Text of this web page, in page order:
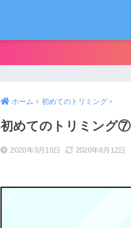
ホーム 初めてのトリミング
初めてのトリミング⑦
2020年3月10日 2020年8月12日